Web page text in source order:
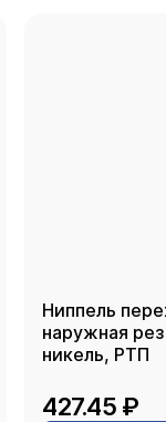
Ниппель
наружная
никель, РТП
427.45 ₽